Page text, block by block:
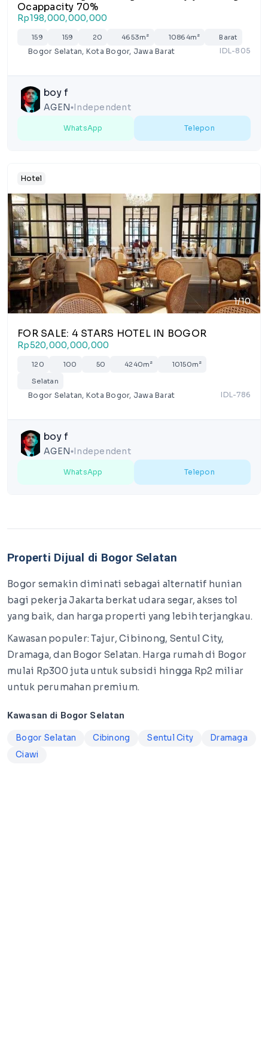
Ocappacity 70%
Rp198,000,000,000
159 159 20 4653m² 10864m² Barat
Bogor Selatan, Kota Bogor, Jawa Barat IDL-805
boy f
AGEN lens Independent
WhatsApp Telepon
Hotel
1/10
FOR SALE: 4 STARS HOTEL IN BOGOR
Rp520,000,000,000
120 100 50 4240m²
10150m²
Selatan
Bogor Selatan, Kota Bogor, Jawa Barat IDL-786
boy f
AGEN lens Independent
WhatsApp Telepon
Properti Dijual di Bogor Selatan
Bogor semakin diminati sebagai alternatif hunian
bagi pekerja Jakarta berkat udara segar, akses tol
yang baik, dan harga properti yang lebih terjangkau.
Kawasan populer: Tajur, Cibinong, Sentul City,
Dramaga, dan Bogor Selatan. Harga rumah di Bogor
mulai Rp300 juta untuk subsidi hingga Rp2 miliar
untuk perumahan premium.
Kawasan di Bogor Selatan
Bogor Selatan Cibinong Sentul City
Dramaga
Ciawi